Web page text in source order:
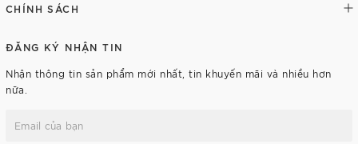
CHÍNH SÁCH
ĐĂNG KÝ NHẬN TIN
Nhận thông tin sản phẩm mới nhất, tin khuyến mãi và nhiều hơn
nữa.